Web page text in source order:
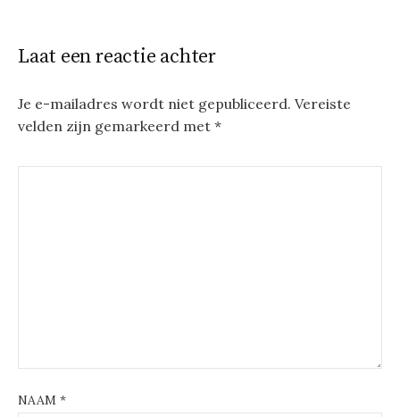
Laat een reactie achter
Je e-mailadres wordt niet gepubliceerd. Vereiste
velden zijn gemarkeerd met *
NAAM *